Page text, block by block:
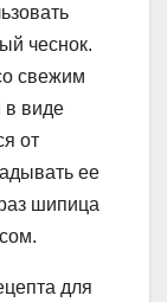
чеснок.
свежим
в виде
от
ее
шипица
для